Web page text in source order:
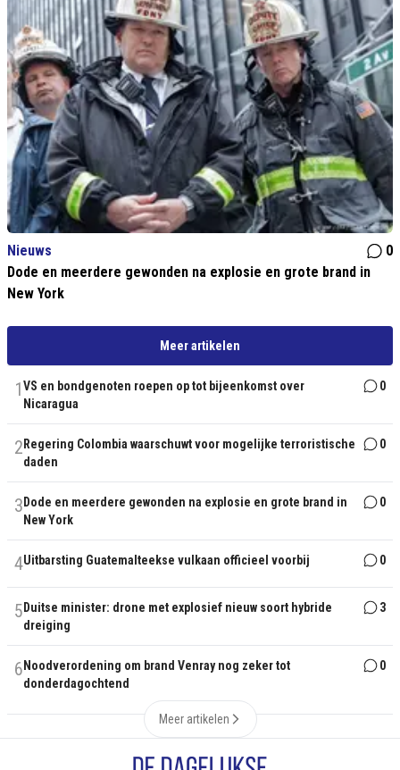
Nieuws
0
Dode en meerdere gewonden na explosie en grote brand in
New York
Meer artikelen
1VS en bondgenoten roepen op tot bijeenkomst over
Nicaragua
0
2 Regering Colombia waarschuwt voor mogelijke terroristische
daden
0
3 Dode en meerdere gewonden na explosie en grote brand in
New York
0
4Uitbarsting Guatemalteekse vulkaan officieel voorbij 0
5 Duitse minister: drone met explosief nieuw soort hybride
dreiging
3
6 Noodverordening om brand Venray nog zeker tot
donderdagochtend
0
Meer artikelen